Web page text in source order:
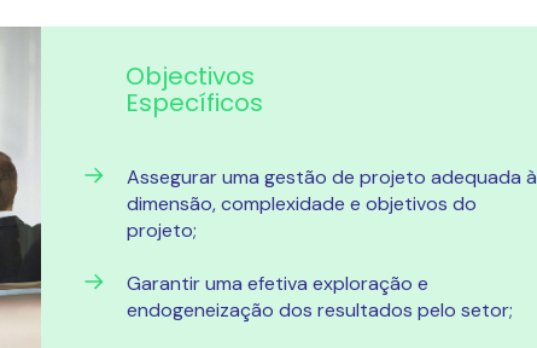
Objectivos
Específicos
Assegurar uma gestão de projeto adequada à
dimensão, complexidade e objetivos do
projeto;
Garantir uma efetiva exploração e
endogeneização dos resultados pelo setor;